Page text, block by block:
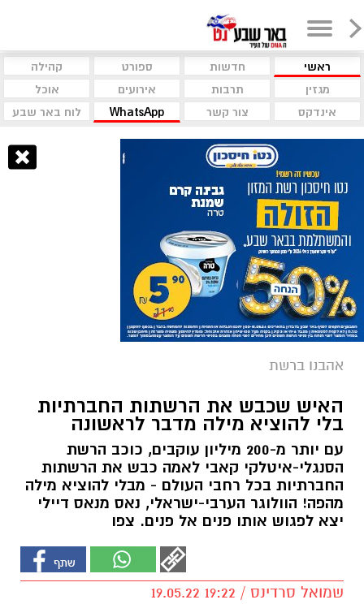
ראשי חדשות ספורט
קהילה
מגזין
תרבות אירועים
אוכל
אינדקס
צור קשר WhatsApp לוח באר שבע
אהבנו ברשת
האיש שכבש את הרשתות החברתיות
בלי להוציא מילה מדבר לראשונה
עם יותר מ-200 מיליון עוקבים, כוכב הרשת
הסנגלי-איטלקי קאבי לאמה כבש את הרשתות
החברתיות בכל רחבי העולם - מבלי להוציא מילה
מהפה! הוולוגר הערבי-ישראלי, נאס מנאס דיילי
יצא לפגוש אותו פנים אל פנים. צפו
שמואל סרדינס / 19:22 19.05.22